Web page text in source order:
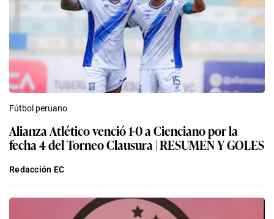
Fútbol peruano
Alianza Atlético venció 1-0 a Cienciano por la
fecha 4 del Torneo Clausura | RESUMEN Y GOLES
Redacción EC